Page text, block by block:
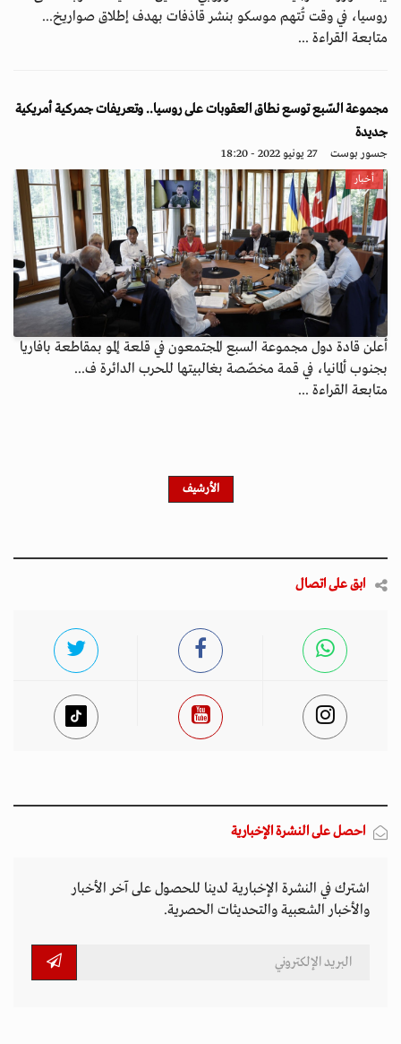
روسيا، في وقت تُتهم موسكو بنشر قاذفات بهدف إطلاق صواريخ...
متابعة القراءة ...
مجموعة السّبع توسع نطاق العقوبات على روسيا.. وتعريفات جمركية أمريكية
جديدة
جسور بوست 27 يونيو 2022 - 18:20
أخبار
أعلن قادة دول مجموعة السبع المجتمعون في قلعة إلمو بمقاطعة بافاريا
بجنوب ألمانيا، في قمة مخصّصة بغالبيتها للحرب الدائرة ف...
متابعة القراءة ...
الأرشيف
ابق على اتصال
احصل على النشرة الإخبارية
اشترك في النشرة الإخبارية لدينا للحصول على آخر الأخبار
والأخبار الشعبية والتحديثات الحصرية.